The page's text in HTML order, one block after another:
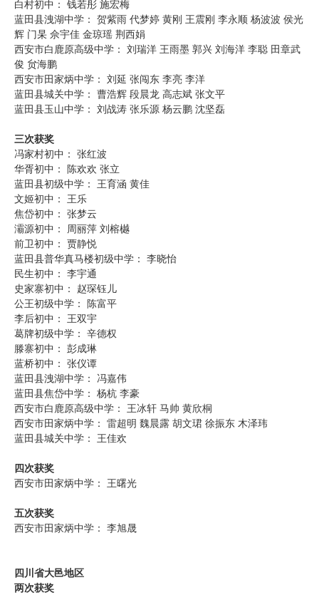
白村初中： 钱若彤 施宏梅
蓝田县洩湖中学： 贺紫雨 代梦婷 黄刚 王震刚 李永顺 杨波波 侯光
辉 门杲 佘宇佳 金琼瑶 荆西娟
西安市白鹿原高级中学： 刘瑞洋 王雨墨 郭兴 刘海洋 李聪 田章武
俊 贠海鹏
西安市田家炳中学： 刘延 张闯东 李亮 李洋
蓝田县城关中学： 曹浩辉 段晨龙 高志斌 张文平
蓝田县玉山中学： 刘战涛 张乐源 杨云鹏 沈坚磊
三次获奖
冯家村初中： 张红波
华胥初中： 陈欢欢 张立
蓝田县初级中学： 王育涵 黄佳
文姬初中： 王乐
焦岱初中： 张梦云
灞源初中： 周丽萍 刘榕樾
前卫初中： 贾静悦
蓝田县普华真马楼初级中学： 李晓怡
民生初中： 李宇通
史家寨初中： 赵琛钰儿
公王初级中学： 陈富平
李后初中： 王双宇
葛牌初级中学： 辛德权
滕寨初中： 彭成琳
蓝桥初中： 张仪谭
蓝田县洩湖中学： 冯嘉伟
蓝田县焦岱中学： 杨杭 李豪
西安市白鹿原高级中学： 王冰轩 马帅 黄欣桐
西安市田家炳中学： 雷超明 魏晨露 胡文珺 徐振东 木泽玮
蓝田县城关中学： 王佳欢
四次获奖
西安市田家炳中学： 王曙光
五次获奖
西安市田家炳中学： 李旭晟
四川省大邑地区
两次获奖